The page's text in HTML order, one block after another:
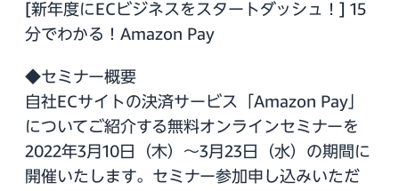
[新年度にECビジネスをスタートダッシュ！] 15
分でわかる！Amazon Pay
◆セミナー概要
自社ECサイトの決済サービス「Amazon Pay」
についてご紹介する無料オンラインセミナーを
2022年3月10日（木）～3月23日（水）の期間に
開催いたします。セミナー参加申し込みいただ